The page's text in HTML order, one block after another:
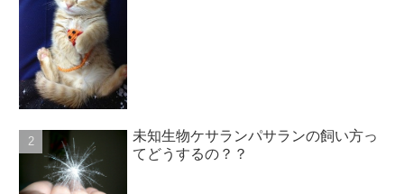
未知生物ケサランパサランの飼い方っ
てどうするの？？